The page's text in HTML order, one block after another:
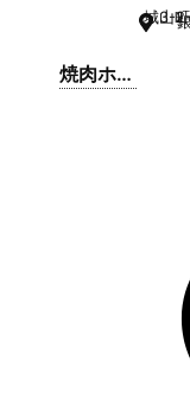
焼肉ホル
城山町
3-